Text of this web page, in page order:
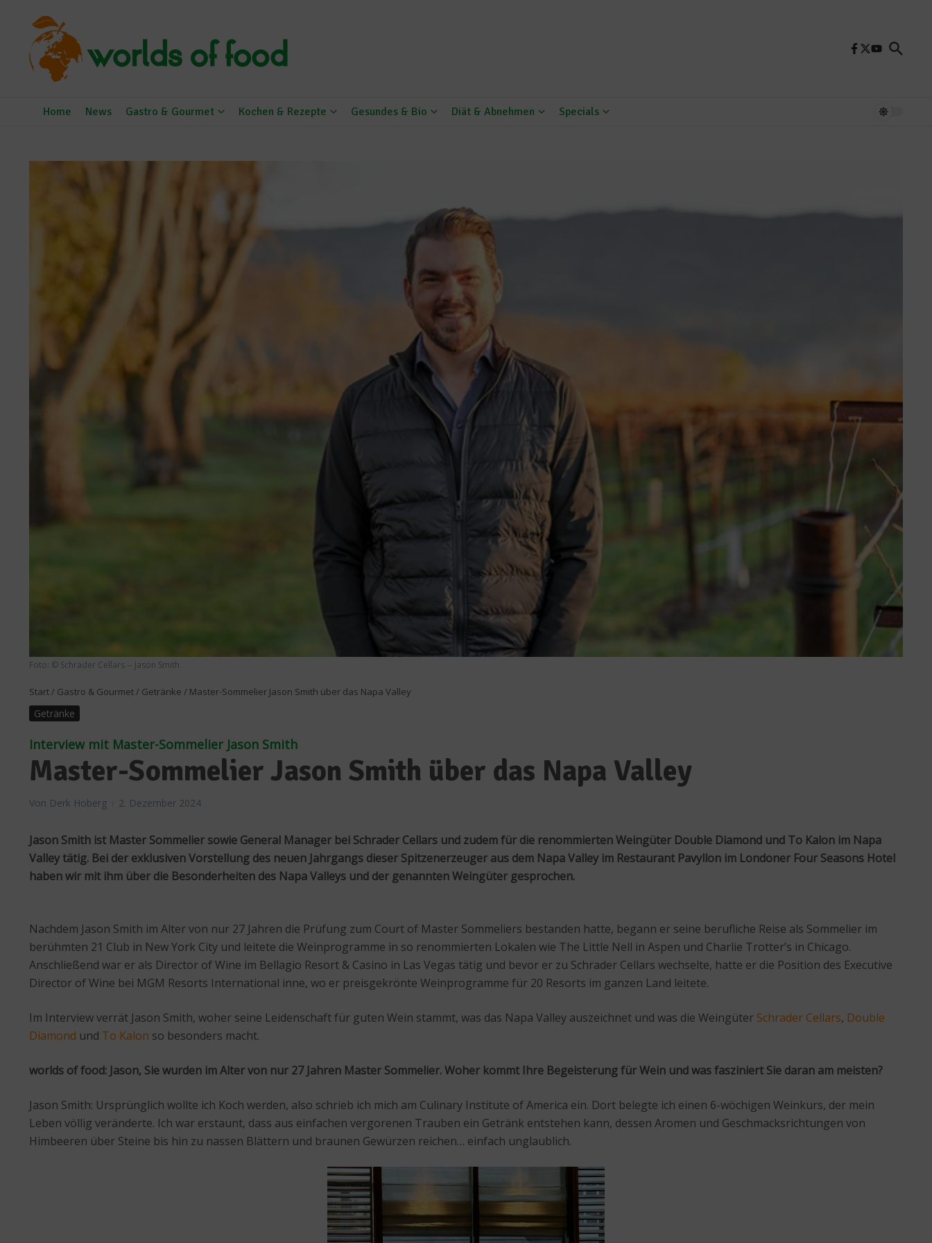
Home News Gastro & Gourmet Kochen & Rezepte Gesundes & Bio Diät & Abnehmen Specials
Foto: © Schrader Cellars -- Jason Smith
Start/ Gastro & Gourmet/ Getränke / Master-Sommelier Jason Smith über das Napa Valley
Getränke
Interview mit Master-Sommelier Jason Smith
Master-Sommelier Jason Smith über das Napa Valley
Von Derk Hoberg 2. Dezember 2024
Jason Smith ist Master Sommelier sowie General Manager bei Schrader Cellars und zudem für die renommierten Weingüter Double Diamond und To Kalon im Napa
Valley tätig. Bei der exklusiven Vorstellung des neuen Jahrgangs dieser Spitzenerzeuger aus dem Napa Valley im Restaurant Pavyllon im Londoner Four Seasons Hotel
haben wir mit ihm über die Besonderheiten des Napa Valleys und der genannten Weingüter gesprochen.
Nachdem Jason Smith im Alter von nur 27 Jahren die Prüfung zum Court of Master Sommeliers bestanden hatte, begann er seine berufliche Reise als Sommelier im
berühmten 21 Club in New York City und leitete die Weinprogramme in so renommierten Lokalen wie The Little Nell in Aspen und Charlie Trotter’s in Chicago.
Anschließend war er als Director of Wine im Bellagio Resort & Casino in Las Vegas tätig und bevor er zu Schrader Cellars wechselte, hatte er die Position des Executive
Director of Wine bei MGM Resorts International inne, wo er preisgekrönte Weinprogramme für 20 Resorts im ganzen Land leitete.
Im Interview verrät Jason Smith, woher seine Leidenschaft für guten Wein stammt, was das Napa Valley auszeichnet und was die Weingüter Schrader Cellars, Double
Diamond und To Kalon so besonders macht.
worlds of food: Jason, Sie wurden im Alter von nur 27 Jahren Master Sommelier. Woher kommt Ihre Begeisterung für Wein und was fasziniert Sie daran am meisten?
Jason Smith: Ursprünglich wollte ich Koch werden, also schrieb ich mich am Culinary Institute of America ein. Dort belegte ich einen 6-wöchigen Weinkurs, der mein
Leben völlig veränderte. Ich war erstaunt, dass aus einfachen vergorenen Trauben ein Getränk entstehen kann, dessen Aromen und Geschmacksrichtungen von
Himbeeren über Steine bis hin zu nassen Blättern und braunen Gewürzen reichen… einfach unglaublich.